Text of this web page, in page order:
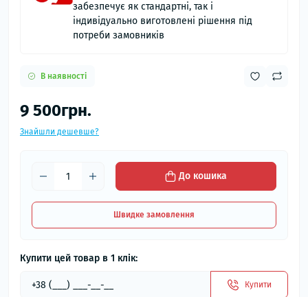
забезпечує як стандартні, так і
індивідуально виготовлені рішення під
потреби замовників
В наявності
9 500грн.
Знайшли дешевше?
До кошика
Швидке замовлення
Купити цей товар в 1 клік:
Купити